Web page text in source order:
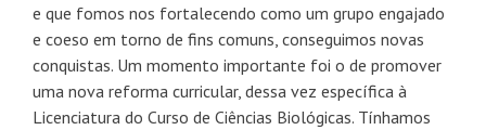
e que fomos nos fortalecendo como um grupo engajado
e coeso em torno de fins comuns, conseguimos novas
conquistas. Um momento importante foi o de promover
uma nova reforma curricular, dessa vez específica à
Licenciatura do Curso de Ciências Biológicas. Tínhamos